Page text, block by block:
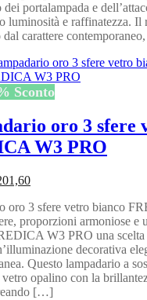
dei portalampada e
luminosità e raffinatezza. Il
dal carattere
Sconto
oro 3 sfere
W3 PRO
Il
attuale
è:
€201,60.
oro 3 sfere vetro bianco
proporzioni armoniose e
W3 PRO una scelta
decorativa
Questo lampadario a
opalino con la
[…]